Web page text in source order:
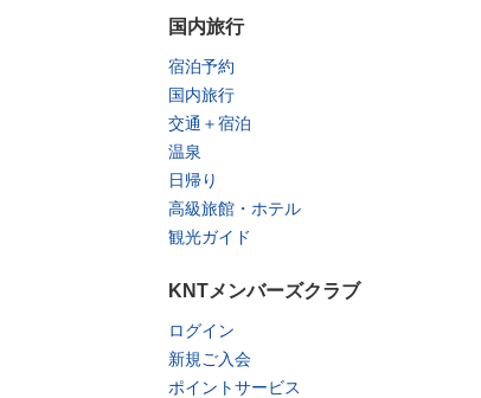
国内旅行
宿泊予約
国内旅行
交通＋宿泊
温泉
日帰り
高級旅館・ホテル
観光ガイド
KNTメンバーズクラブ
ログイン
新規ご入会
ポイントサービス